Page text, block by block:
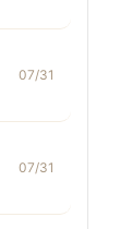
07/31
07/31